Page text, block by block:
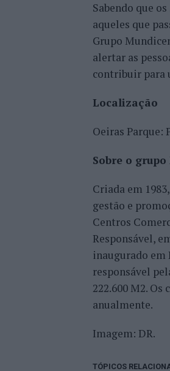
Sabendo que os
aqueles que
Grupo
alertar as
contribuir para
Localização
Oeiras Parque:
Sobre o
Criada em
gestão e
Centros
Responsável,
inaugurado em
responsável
222.600 M2.
anualmente.
Imagem: DR.
TÓPICOS